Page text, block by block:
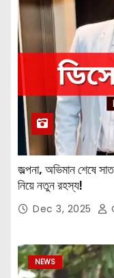
জল্পনা, অভিমান শেষে
নিয়ে নতুন রহস্য!
Dec 3, 2025
NEWS